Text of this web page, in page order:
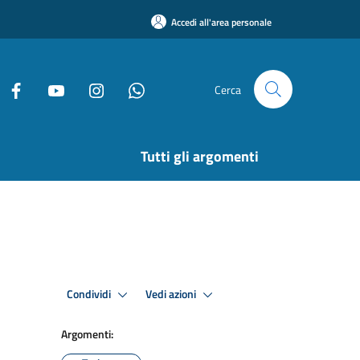
Accedi all'area personale
Cerca
Tutti gli argomenti
Condividi Vedi azioni
Argomenti: